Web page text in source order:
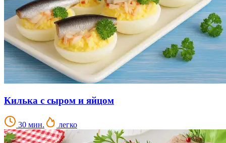
Килька с сыром и яйцом
30 мин. легко